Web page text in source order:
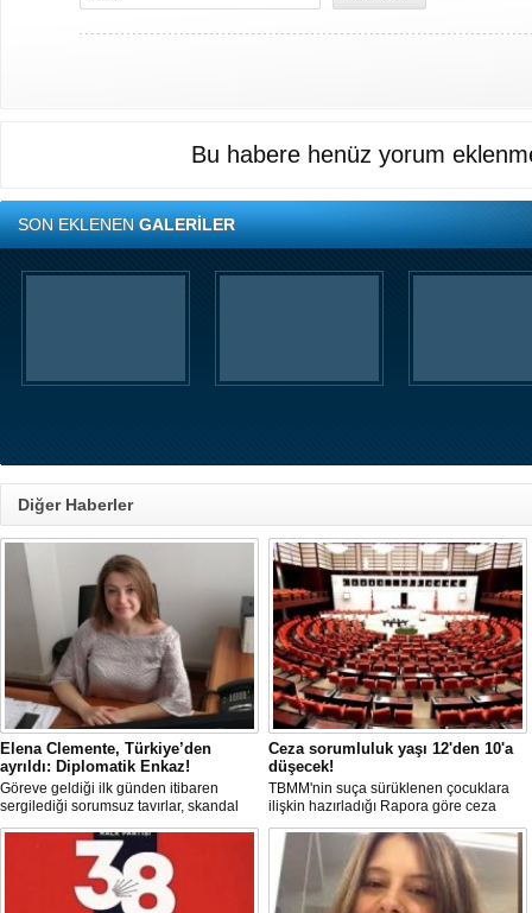
Bu habere henüz yorum
SON EKLENENGALERİLER
Diğer Haberler
Elena Clemente, Türkiye’den
ayrıldı: Diplomatik Enkaz!
Göreve geldiği ilk günden itibaren
sergilediği sorumsuz tavırlar, skandal
kararlar ve özellikle Türk öğrencilere
uyguladığı vize ambargosuyla tepkilerin
odağında olan İtalya’nın İstanbul
Başkonsolosu Elena Clemente’nin
Türkiye’deki görevi nihayet sona erdi.
Ceza sorumluluk yaşı 12'den 10'a
düşecek!
TBMM'nin suça sürüklenen çocuklara
ilişkin hazırladığı Rapora göre ceza
sorumluluğu yaşının; 12'den 10'a
düşürülmesi planlanıyor.